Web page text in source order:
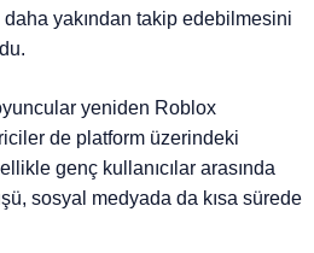
yakından takip edebilmesini
yeniden Roblox
de platform üzerindeki
genç kullanıcılar arasında
sosyal medyada da kısa sürede